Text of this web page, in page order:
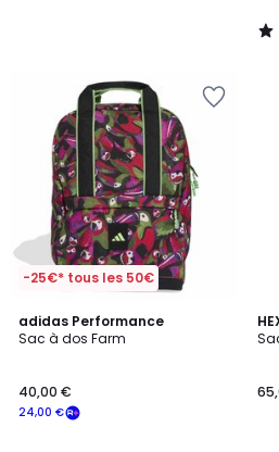
/
-25€* tous les 50€
adidas Performance
Sac à dos Farm
24,00 €
40,00 €
4,6
/ 5
/
3